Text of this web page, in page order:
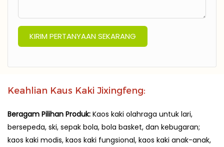
KIRIM PERTANYAAN SEKARANG
Keahlian Kaus Kaki Jixingfeng:
Beragam Pilihan Produk: Kaos kaki olahraga untuk lari,
bersepeda, ski, sepak bola, bola basket, dan kebugaran;
kaos kaki modis, kaos kaki fungsional, kaos kaki anak-anak,